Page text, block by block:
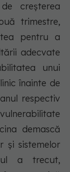
creșterea
trimestre,
pentru a
adecvate
unui
înainte de
respectiv
demască
și sistemelor
a trecut,